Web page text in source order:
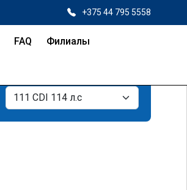
+375 44 795 5558
FAQ Филиалы